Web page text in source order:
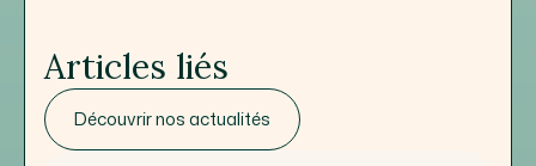
Articles liés
Découvrir nos actualités